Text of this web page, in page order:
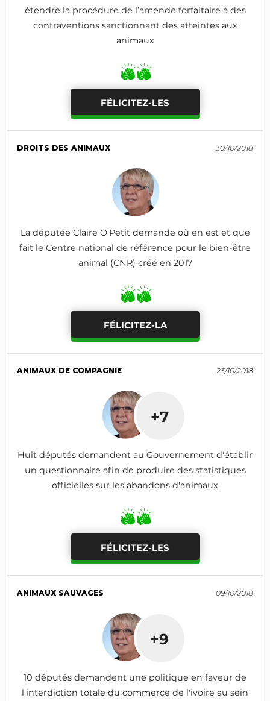
étendre la procédure de l’amende forfaitaire à des
contraventions sanctionnant des atteintes aux
animaux
FÉLICITEZ-LES
DROITS DES ANIMAUX 30/10/2018
La députée Claire O'Petit demande où en est et que
fait le Centre national de référence pour le bien-être
animal (CNR) créé en 2017
FÉLICITEZ-LA
ANIMAUX DE COMPAGNIE 23/10/2018
+7
Huit députés demandent au Gouvernement d'établir
un questionnaire afin de produire des statistiques
officielles sur les abandons d'animaux
FÉLICITEZ-LES
ANIMAUX SAUVAGES 09/10/2018
+9
10 députés demandent une politique en faveur de
l'interdiction totale du commerce de l'ivoire au sein